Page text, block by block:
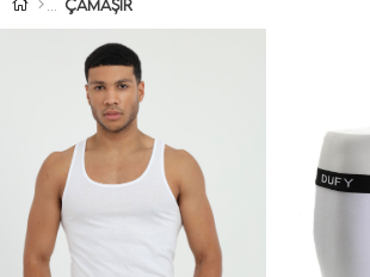
ÇAMAŞIR